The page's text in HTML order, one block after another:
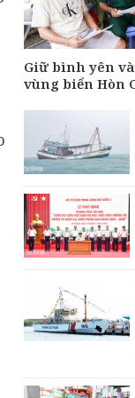
Giữ bình yên
vùng biển Hòn